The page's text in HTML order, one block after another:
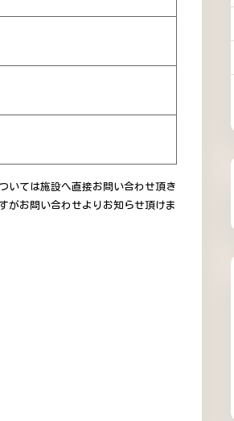
いては施設へ直接お問い合わせ頂き
がお問い合わせよりお知らせ頂けま